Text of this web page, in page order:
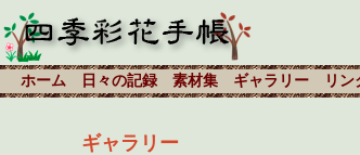
ホーム 日々の記録 素材集 ギャラリー リン
ギャラリー